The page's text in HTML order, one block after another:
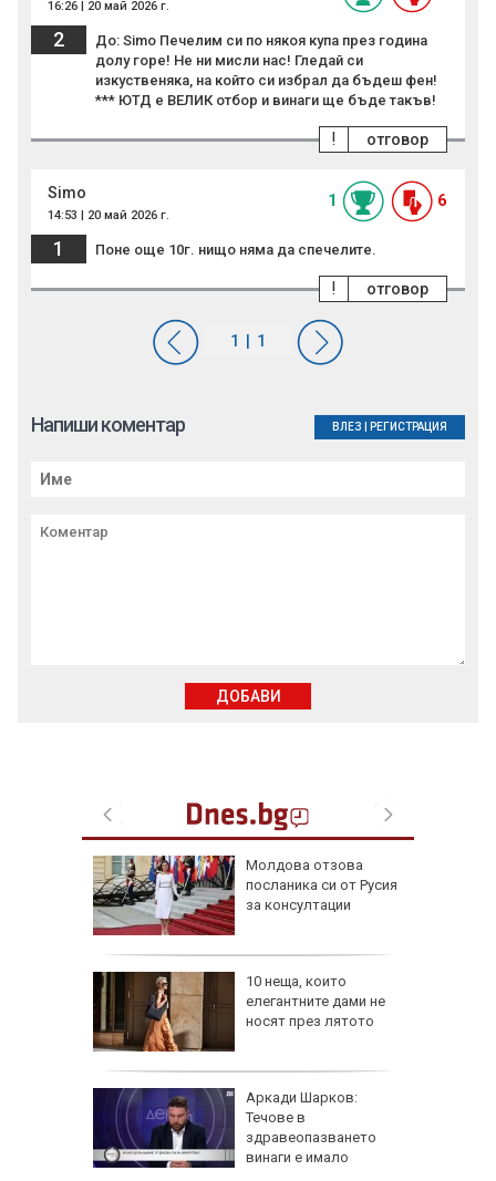
Молдова отзова
посланика си от Русия
за консултации
10 неща, които
елегантните дами не
носят през лятото
Аркади Шарков:
Течове в
здравеопазването
винаги е имало
16:26 | 20 май 2026 г.
2
До: Simo Печелим си по някоя купа през година
долу горе! Не ни мисли нас! Гледай си
изкуственяка, на който си избрал да бъдеш фен!
*** ЮТД е ВЕЛИК отбор и винаги ще бъде такъв!
отговор
!
Simo
14:53 | 20 май 2026 г.
1 6
1 Поне още 10г. нищо няма да спечелите.
отговор
!
Напиши коментар ВЛЕЗ РЕГИСТРАЦИЯ
ДОБАВИ